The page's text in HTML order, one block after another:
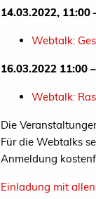
14.03.2022, 11:00
Webtalk:
16.03.2022 11:00
Webtalk:
Die
Für die Webtalks
Anmeldung
Einladung mit